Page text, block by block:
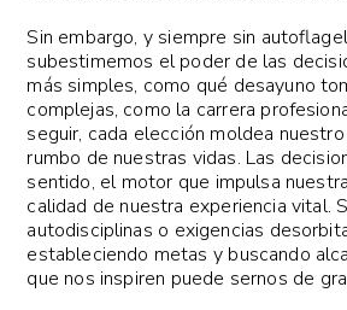
Sin embargo, y siempre sin
subestimemos el poder de las
más simples, como qué desayuno
complejas, como la carrera
seguir, cada elección moldea
rumbo de nuestras vidas. Las
sentido, el motor que impulsa
calidad de nuestra experiencia vital.
autodisciplinas o exigencias
estableciendo metas y buscando
que nos inspiren puede sernos de